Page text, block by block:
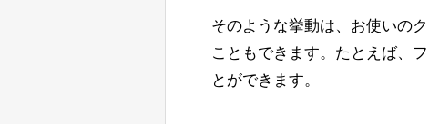
そのような挙動は、お使いの
こともできます。たとえば、
とができます。